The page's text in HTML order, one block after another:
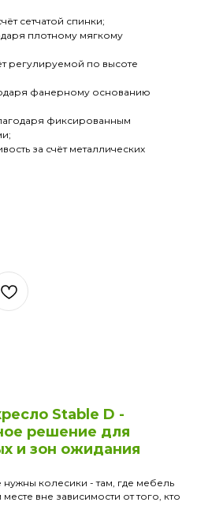
сетчатой спинки;
плотному мягкому
регулируемой по высоте
фанерному основанию
фиксированным
за счёт металлических
Stable D -
решение для
и зон ожидания
колесики - там, где мебель
вне зависимости от того, кто